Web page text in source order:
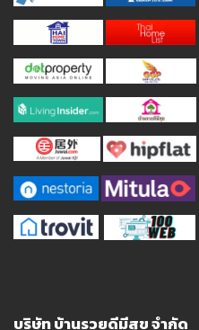
บริษัท บ้านรวยดีมีสุข จำกัด